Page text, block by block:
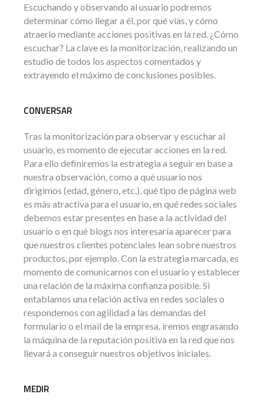
Escuchando y observando al usuario podremos
determinar cómo llegar a él, por qué vías, y cómo
atraerlo mediante acciones positivas en la red. ¿Cómo
escuchar? La clave es la monitorización, realizando un
estudio de todos los aspectos comentados y
extrayendo el máximo de conclusiones posibles.
CONVERSAR
Tras la monitorización para observar y escuchar al
usuario, es momento de ejecutar acciones en la red.
Para ello definiremos la estrategia a seguir en base a
nuestra observación, como a qué usuario nos
dirigimos (edad, género, etc.), qué tipo de página web
es más atractiva para el usuario, en qué redes sociales
debemos estar presentes en base a la actividad del
usuario o en qué blogs nos interesaría aparecer para
que nuestros clientes potenciales lean sobre nuestros
productos, por ejemplo. Con la estrategia marcada, es
momento de comunicarnos con el usuario y establecer
una relación de la máxima confianza posible. Si
entablamos una relación activa en redes sociales o
respondemos con agilidad a las demandas del
formulario o el mail de la empresa, iremos engrasando
la máquina de la reputación positiva en la red que nos
llevará a conseguir nuestros objetivos iniciales.
MEDIR